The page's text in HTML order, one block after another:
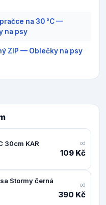
na 30 °C —
na psy
ZIP — Oblečky na psy
30cm KAR od
109 Kč
Stormy černá
od
390 Kč